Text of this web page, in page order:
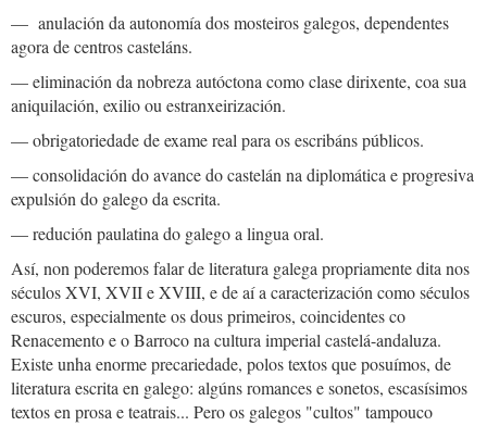
— anulación da autonomía dos mosteiros galegos, dependentes
agora de centros casteláns.
— eliminación da nobreza autóctona como clase dirixente, coa sua
aniquilación, exilio ou estranxeirización.
— obrigatoriedade de exame real para os escribáns públicos.
— consolidación do avance do castelán na diplomática e progresiva
expulsión do galego da escrita.
— redución paulatina do galego a lingua oral.
Así, non poderemos falar de literatura galega propriamente dita nos
séculos XVI, XVII e XVIII, e de aí a caracterización como séculos
escuros, especialmente os dous primeiros, coincidentes co
Renacemento e o Barroco na cultura imperial castelá-andaluza.
Existe unha enorme precariedade, polos textos que posuímos, de
literatura escrita en galego: algúns romances e sonetos, escasísimos
textos en prosa e teatrais... Pero os galegos "cultos" tampouco